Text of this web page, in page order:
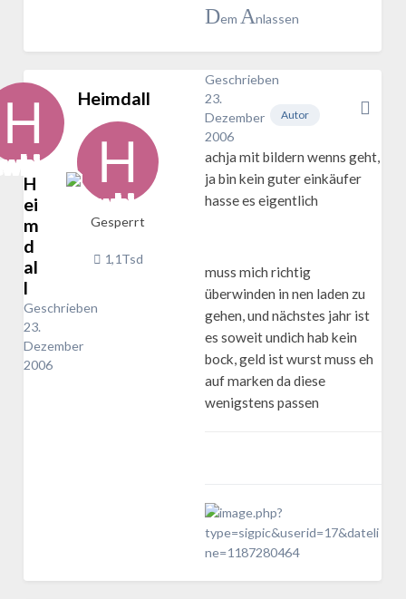
Dem Anlassen
H
ei
m
d
al
l
Geschrieben
23.
Dezember
2006
Heimdall
Gesperrt
1,1Tsd
Autor
Geschrieben
23.
Dezember
2006
achja mit bildern wenns geht,
ja bin kein guter einkäufer
hasse es eigentlich
muss mich richtig
überwinden in nen laden zu
gehen, und nächstes jahr ist
es soweit undich hab kein
bock, geld ist wurst muss eh
auf marken da diese
wenigstens passen